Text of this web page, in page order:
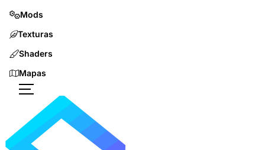
Mods
Texturas
Shaders
Mapas